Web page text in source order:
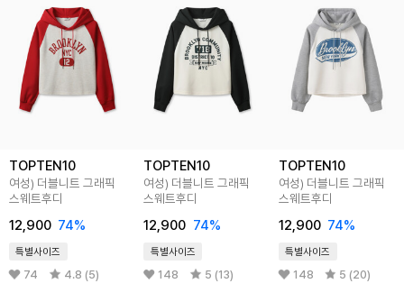
TOPTEN10
여성) 더블니트 그래픽
스웨트후디
12,900 74%
특별사이즈
74 4.8 (5)
TOPTEN10
여성) 더블니트 그래픽
스웨트후디
12,900 74%
특별사이즈
148 5 (13)
TOPTEN10
여성) 더블니트 그래픽
스웨트후디
12,900 74%
특별사이즈
148 5 (20)